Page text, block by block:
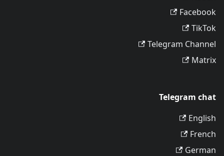
Facebook
TikTok
Telegram Channel
Matrix
Telegram chat
English
French
German